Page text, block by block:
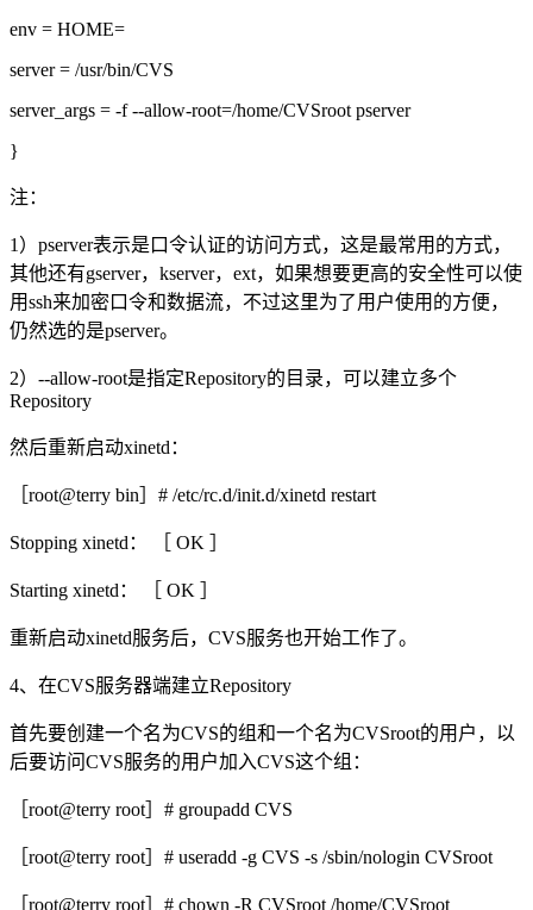
env = HOME=
server = /usr/bin/CVS
server_args = -f --allow-root=/home/CVSroot pserver
}
注：
1）pserver表示是口令认证的访问方式，这是最常用的方式，
其他还有gserver，kserver，ext，如果想要更高的安全性可以使
用ssh来加密口令和数据流，不过这里为了用户使用的方便，
仍然选的是pserver。
2）--allow-root是指定Repository的目录，可以建立多个
Repository
然后重新启动xinetd：
［root@terry bin］# /etc/rc.d/init.d/xinetd restart
Stopping xinetd： ［ OK ］
Starting xinetd： ［ OK ］
重新启动xinetd服务后，CVS服务也开始工作了。
4、在CVS服务器端建立Repository
首先要创建一个名为CVS的组和一个名为CVSroot的用户，以
后要访问CVS服务的用户加入CVS这个组：
［root@terry root］# groupadd CVS
［root@terry root］# useradd -g CVS -s /sbin/nologin CVSroot
［root@terry root］# chown -R CVSroot /home/CVSroot